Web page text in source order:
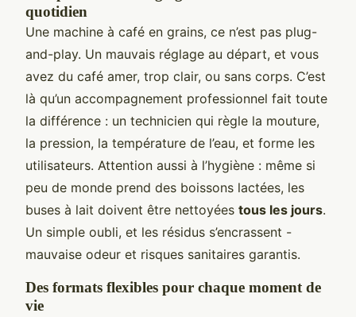
quotidien
Une machine à café en grains, ce n’est pas plug-
and-play. Un mauvais réglage au départ, et vous
avez du café amer, trop clair, ou sans corps. C’est
là qu’un accompagnement professionnel fait toute
la différence : un technicien qui règle la mouture,
la pression, la température de l’eau, et forme les
utilisateurs. Attention aussi à l’hygiène : même si
peu de monde prend des boissons lactées, les
buses à lait doivent être nettoyées tous les jours.
Un simple oubli, et les résidus s’encrassent -
mauvaise odeur et risques sanitaires garantis.
Des formats flexibles pour chaque moment de
vie